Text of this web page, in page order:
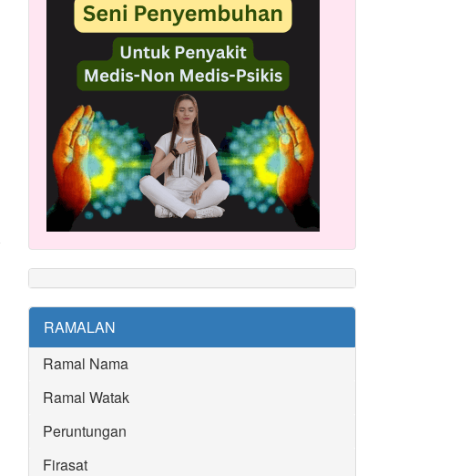
RAMALAN
Ramal Nama
Ramal Watak
Peruntungan
Firasat